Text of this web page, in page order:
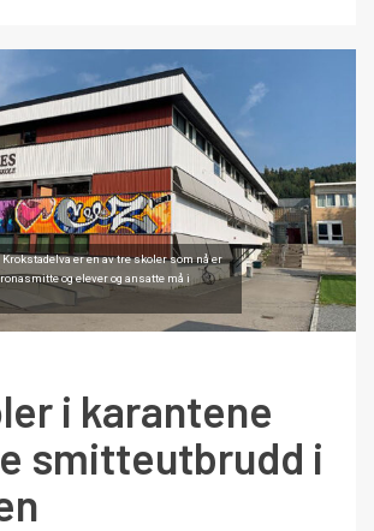
er en av tre skoler som nå er
og elever og ansatte må i
i karantene
smitteutbrudd i